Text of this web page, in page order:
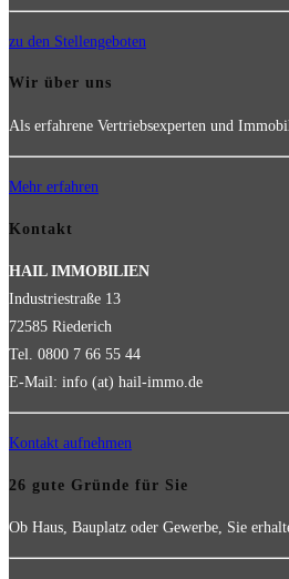
zu den Stellengeboten
Wir über uns
Als erfahrene Vertriebsexperten und
Mehr erfahren
Kontakt
HAIL IMMOBILIEN
Industriestraße 13
72585 Riederich
Tel. 0800 7 66 55 44
E-Mail: info (at) hail-immo.de
Kontakt aufnehmen
26 gute Gründe für Sie
Ob Haus, Bauplatz oder Gewerbe, Sie